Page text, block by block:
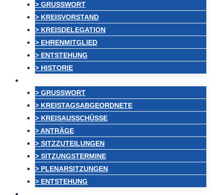
> GRUSSWORT
> KREISVORSTAND
> KREISDELEGATION
> EHRENMITGLIED
> ENTSTEHUNG
> HISTORIE
> GRUSSWORT
> KREISTAGSABGEORDNETE
> KREISAUSSCHÜSSE
> ANTRÄGE
> SITZZUTEILUNGEN
> SITZUNGSTERMINE
> PLENARSITZUNGEN
> ENTSTEHUNG